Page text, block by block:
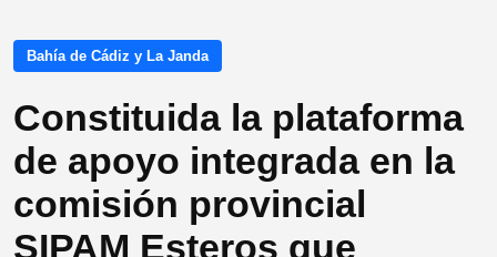
Bahía de Cádiz y La Janda
Constituida la plataforma
de apoyo integrada en la
comisión provincial
SIPAM Esteros que